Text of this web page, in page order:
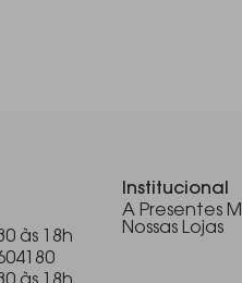
às 18h
Institucional
A Presentes
Nossas Lojas